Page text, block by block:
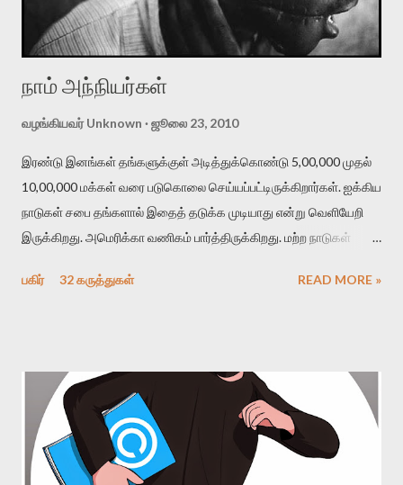
நண்பர்களையும் பிரிந்து ரொம்ப நாட்கள் ஆகிவிட்டது. இடையில் அவ...
நாம் அந்நியர்கள்
வழங்கியவர்Unknown ஜூலை 23, 2010
இரண்டு இனங்கள் தங்களுக்குள் அடித்துக்கொண்டு 5,00,000 முதல்
10,00,000 மக்கள் வரை படுகொலை செய்யப்பட்டிருக்கிறார்கள். ஐக்கிய
நாடுகள் சபை தங்களால் இதைத் தடுக்க முடியாது என்று வெளியேறி
இருக்கிறது. அமெரிக்கா வணிகம் பார்த்திருக்கிறது. மற்ற நாடுகள்
பார்த்திருக்கிறது. இது சமீபத்தில் நமக்கு அருகில் நிகழ்ந்த ஒன்றாக
பகிர் 32 கருத்துகள் READ MORE »